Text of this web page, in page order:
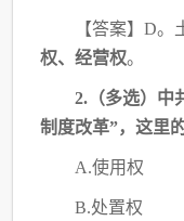
【答案】D。
权、经营权。
2.（多选）中
制度改革”，这里
A.使用权
B.处置权